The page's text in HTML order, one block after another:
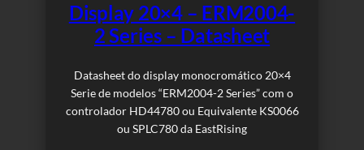
Display 20×4 – ERM2004-
2 Series – Datasheet
Datasheet do display monocromático 20×4
Serie de modelos “ERM2004-2 Series” com o
controlador HD44780 ou Equivalente KS0066
ou SPLC780 da EastRising